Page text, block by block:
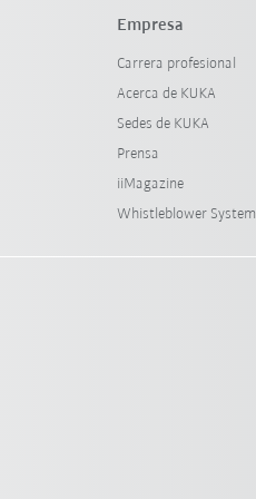
Empresa
Carrera profesional
Acerca de KUKA
Sedes de KUKA
Prensa
iiMagazine
Whistleblower System